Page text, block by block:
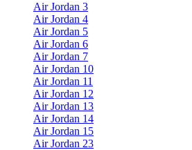
Air Jordan 3
Air Jordan 4
Air Jordan 5
Air Jordan 6
Air Jordan 7
Air Jordan 10
Air Jordan 11
Air Jordan 12
Air Jordan 13
Air Jordan 14
Air Jordan 15
Air Jordan 23